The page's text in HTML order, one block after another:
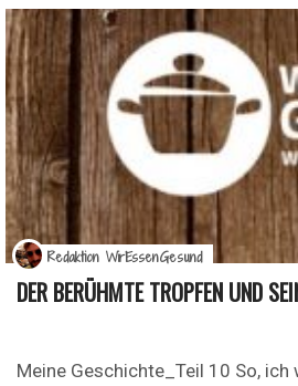
DER BERÜHMTE TROPFEN UND
Meine Geschichte_Teil 10 So, ich
Redaktion WirEssenGesund